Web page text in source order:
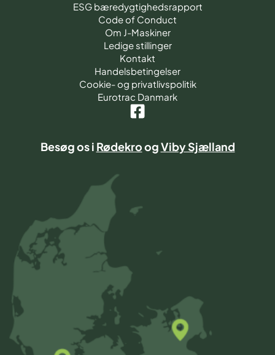
ESG bæredygtighedsrapport
Code of Conduct
Om J-Maskiner
Ledige stillinger
Kontakt
Handelsbetingelser
Cookie- og privatlivspolitik
Eurotrac Danmark
Besøg os i RødekroogViby Sjælland